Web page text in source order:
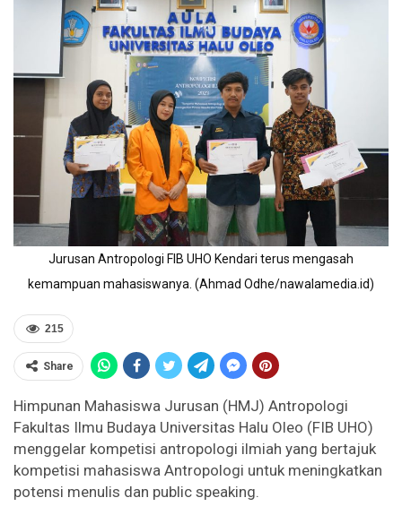
Jurusan Antropologi FIB UHO Kendari terus mengasah
kemampuan mahasiswanya. (Ahmad Odhe/nawalamedia.id)
215
Share
Himpunan Mahasiswa Jurusan (HMJ) Antropologi
Fakultas Ilmu Budaya Universitas Halu Oleo (FIB UHO)
menggelar kompetisi antropologi ilmiah yang bertajuk
kompetisi mahasiswa Antropologi untuk meningkatkan
potensi menulis dan public speaking.